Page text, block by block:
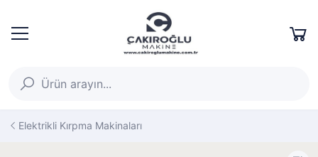
Elektrikli Kırpma Makinaları